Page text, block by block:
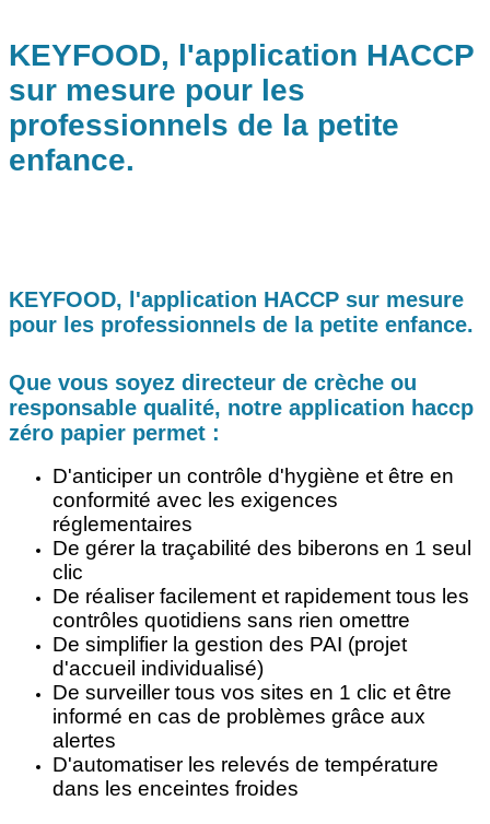
KEYFOOD, l'application HACCP
sur mesure pour les
professionnels de la petite
enfance.
KEYFOOD, l'application HACCP sur mesure
pour les professionnels de la petite enfance.
Que vous soyez directeur de crèche ou
responsable qualité, notre application haccp
zéro papier permet :
D'anticiper un contrôle d'hygiène et être en
conformité avec les exigences
réglementaires
De gérer la traçabilité des biberons en 1 seul
clic
De réaliser facilement et rapidement tous les
contrôles quotidiens sans rien omettre
De simplifier la gestion des PAI (projet
d'accueil individualisé)
De surveiller tous vos sites en 1 clic et être
informé en cas de problèmes grâce aux
alertes
D'automatiser les relevés de température
dans les enceintes froides